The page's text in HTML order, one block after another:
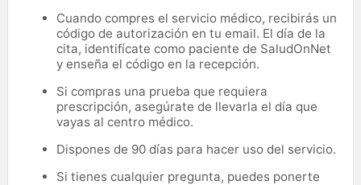
Cuando compres el servicio médico, recibirás un
código de autorización en tu email. El día de la
cita, identifícate como paciente de SaludOnNet
y enseña el código en la recepción.
Si compras una prueba que requiera
prescripción, asegúrate de llevarla el día que
vayas al centro médico.
Dispones de 90 días para hacer uso del servicio.
Si tienes cualquier pregunta, puedes ponerte